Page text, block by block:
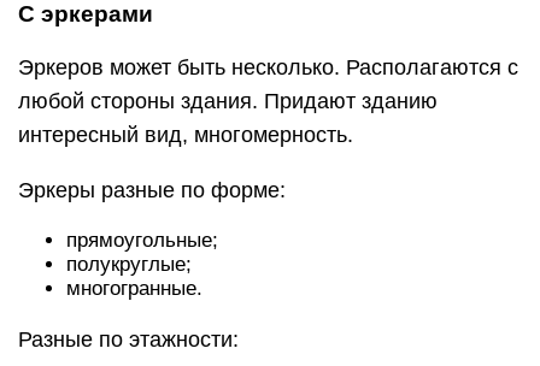
С эркерами
Эркеров может быть несколько. Располагаются с
любой стороны здания. Придают зданию
интересный вид, многомерность.
Эркеры разные по форме:
прямоугольные;
полукруглые;
многогранные.
Разные по этажности: